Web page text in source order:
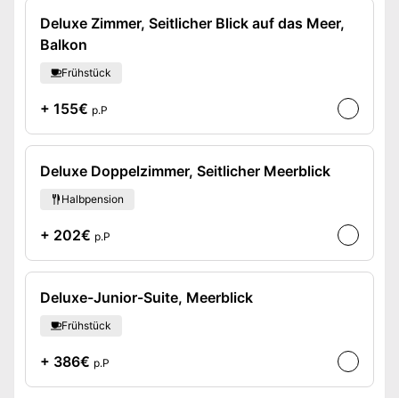
Deluxe Zimmer, Seitlicher Blick auf das Meer,
Balkon
Frühstück
+ 155€ p.P
Deluxe Doppelzimmer, Seitlicher Meerblick
Halbpension
+ 202€ p.P
Deluxe-Junior-Suite, Meerblick
Frühstück
+ 386€ p.P